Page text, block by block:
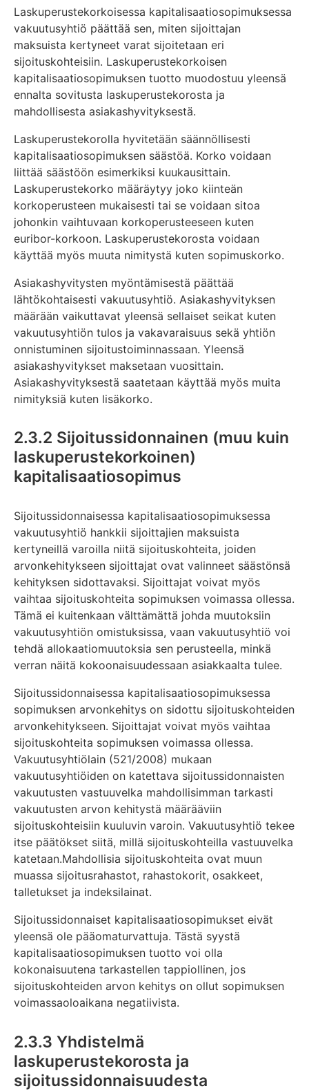
Laskuperustekorkoisessa kapitalisaatiosopimuksessa
vakuutusyhtiö päättää sen, miten sijoittajan
maksuista kertyneet varat sijoitetaan eri
sijoituskohteisiin. Laskuperustekorkoisen
kapitalisaatiosopimuksen tuotto muodostuu yleensä
ennalta sovitusta laskuperustekorosta ja
mahdollisesta asiakashyvityksestä.
Laskuperustekorolla hyvitetään säännöllisesti
kapitalisaatiosopimuksen säästöä. Korko voidaan
liittää säästöön esimerkiksi kuukausittain.
Laskuperustekorko määräytyy joko kiinteän
korkoperusteen mukaisesti tai se voidaan sitoa
johonkin vaihtuvaan korkoperusteeseen kuten
euribor-korkoon. Laskuperustekorosta voidaan
käyttää myös muuta nimitystä kuten sopimuskorko.
Asiakashyvitysten myöntämisestä päättää
lähtökohtaisesti vakuutusyhtiö. Asiakashyvityksen
määrään vaikuttavat yleensä sellaiset seikat kuten
vakuutusyhtiön tulos ja vakavaraisuus sekä yhtiön
onnistuminen sijoitustoiminnassaan. Yleensä
asiakashyvitykset maksetaan vuosittain.
Asiakashyvityksestä saatetaan käyttää myös muita
nimityksiä kuten lisäkorko.
2.3.2 Sijoitussidonnainen (muu kuin
laskuperustekorkoinen)
kapitalisaatiosopimus
Sijoitussidonnaisessa kapitalisaatiosopimuksessa
vakuutusyhtiö hankkii sijoittajien maksuista
kertyneillä varoilla niitä sijoituskohteita, joiden
arvonkehitykseen sijoittajat ovat valinneet säästönsä
kehityksen sidottavaksi. Sijoittajat voivat myös
vaihtaa sijoituskohteita sopimuksen voimassa ollessa.
Tämä ei kuitenkaan välttämättä johda muutoksiin
vakuutusyhtiön omistuksissa, vaan vakuutusyhtiö voi
tehdä allokaatiomuutoksia sen perusteella, minkä
verran näitä kokoonaisuudessaan asiakkaalta tulee.
Sijoitussidonnaisessa kapitalisaatiosopimuksessa
sopimuksen arvonkehitys on sidottu sijoituskohteiden
arvonkehitykseen. Sijoittajat voivat myös vaihtaa
sijoituskohteita sopimuksen voimassa ollessa.
Vakuutusyhtiölain (521/2008) mukaan
vakuutusyhtiöiden on katettava sijoitussidonnaisten
vakuutusten vastuuvelka mahdollisimman tarkasti
vakuutusten arvon kehitystä määrääviin
sijoituskohteisiin kuuluvin varoin. Vakuutusyhtiö tekee
itse päätökset siitä, millä sijoituskohteilla vastuuvelka
katetaan.Mahdollisia sijoituskohteita ovat muun
muassa sijoitusrahastot, rahastokorit, osakkeet,
talletukset ja indeksilainat.
Sijoitussidonnaiset kapitalisaatiosopimukset eivät
yleensä ole pääomaturvattuja. Tästä syystä
kapitalisaatiosopimuksen tuotto voi olla
kokonaisuutena tarkastellen tappiollinen, jos
sijoituskohteiden arvon kehitys on ollut sopimuksen
voimassaoloaikana negatiivista.
2.3.3 Yhdistelmä
laskuperustekorosta ja
sijoitussidonnaisuudesta